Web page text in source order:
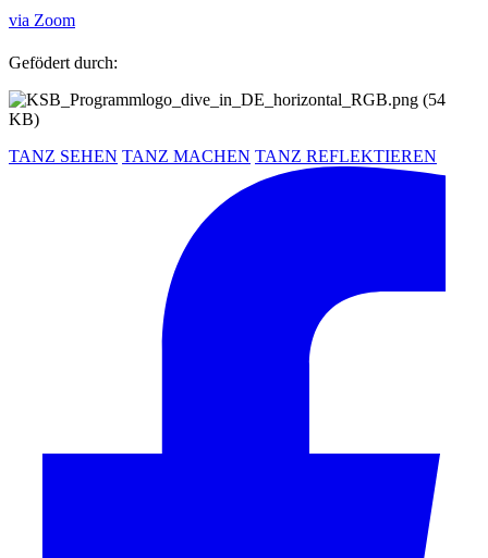
via Zoom
Gefödert durch:
TANZ SEHEN TANZ MACHEN TANZ REFLEKTIEREN